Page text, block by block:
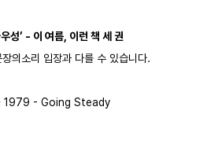
성’ - 이 여름, 이런 책 세 권
의소리 입장과 다를 수 있습니다.
1979 - Going Steady